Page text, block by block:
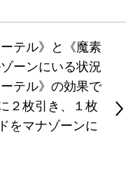
テル》と《魔素
ーンにいる状況
テル》の効果で
２枚引き、１枚
をマナゾーンに